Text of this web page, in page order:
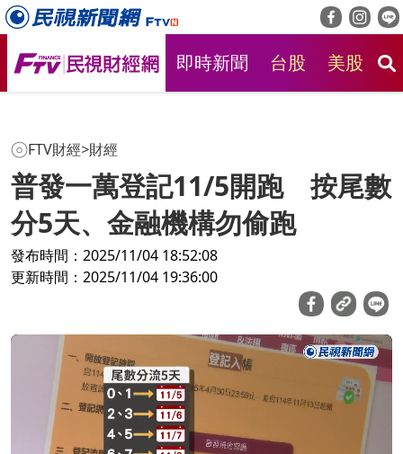
即時新聞 台股 美股
FTV財經>財經
普發一萬登記11/5開跑 按尾數
分5天、金融機構勿偷跑
發布時間：2025/11/04 18:52:08
更新時間：2025/11/04 19:36:00